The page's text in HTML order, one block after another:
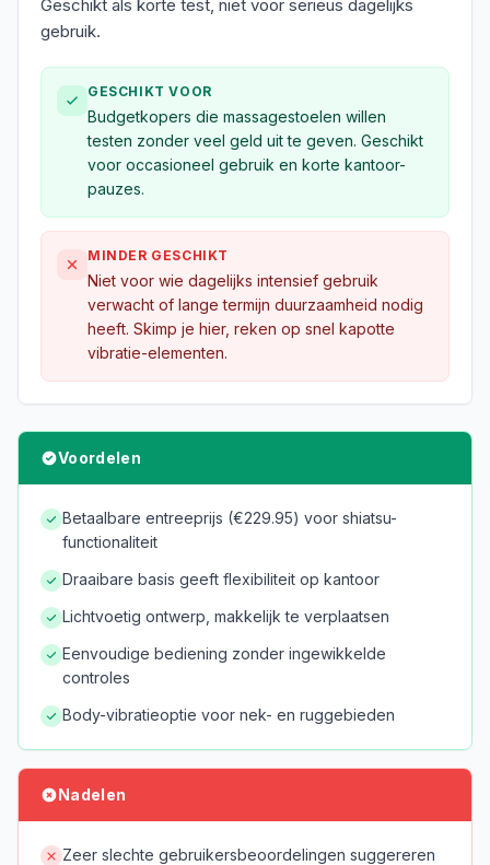
Geschikt als korte test, niet voor serieus dagelijks
gebruik.
GESCHIKT VOOR
Budgetkopers die massagestoelen willen
testen zonder veel geld uit te geven. Geschikt
voor occasioneel gebruik en korte kantoor-
pauzes.
MINDER GESCHIKT
Niet voor wie dagelijks intensief gebruik
verwacht of lange termijn duurzaamheid nodig
heeft. Skimp je hier, reken op snel kapotte
vibratie-elementen.
Voordelen
Betaalbare entreeprijs (€229.95) voor shiatsu-
functionaliteit
Draaibare basis geeft flexibiliteit op kantoor
Lichtvoetig ontwerp, makkelijk te verplaatsen
Eenvoudige bediening zonder ingewikkelde
controles
Body-vibratieoptie voor nek- en ruggebieden
Nadelen
Zeer slechte gebruikersbeoordelingen suggereren